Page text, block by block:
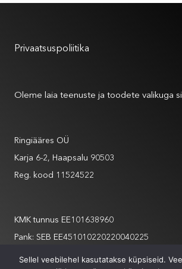
Privaatsuspoliitika
Oleme laia teenuste ja toodete valikuga
Ringiääres OÜ
Karja 6-2, Haapsalu 90503
Reg. kood 11524522
KMK tunnus EE101638960
Pank: SEB EE451010220220040225
Sellel veebilehel kasutatakse küpsiseid.